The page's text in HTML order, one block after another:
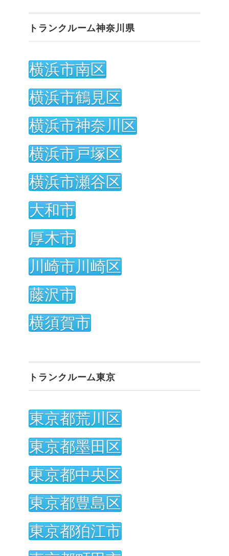
トランクルーム神奈川県
横浜市南区
横浜市鶴見区
横浜市神奈川区
横浜市戸塚区
横浜市瀬谷区
大和市
厚木市
川崎市川崎区
藤沢市
横須賀市
トランクルーム東京
東京都荒川区
東京都墨田区
東京都中央区
東京都豊島区
東京都狛江市